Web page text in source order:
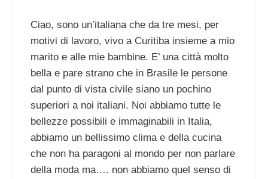
Ciao, sono un’italiana che da tre mesi, per
motivi di lavoro, vivo a Curitiba insieme a mio
marito e alle mie bambine. E’ una città molto
bella e pare strano che in Brasile le persone
dal punto di vista civile siano un pochino
superiori a noi italiani. Noi abbiamo tutte le
bellezze possibili e immaginabili in Italia,
abbiamo un bellissimo clima e della cucina
che non ha paragoni al mondo per non parlare
della moda ma…. non abbiamo quel senso di